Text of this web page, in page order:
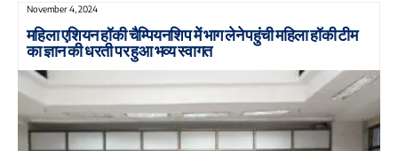
November 4, 2024
महिला एशियन हॉकी चैम्पियनशिप में भाग लेने पहुंची महिला हॉकी टीम
का ज्ञान की धरती पर हुआ भव्य स्वागत